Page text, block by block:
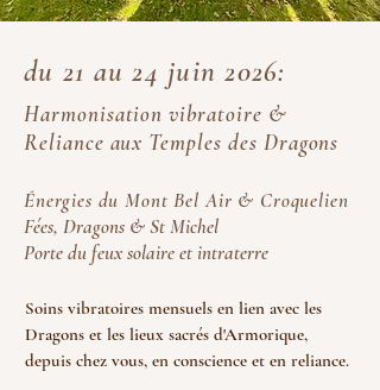
du 21 au 24 juin 2026:
Harmonisation vibratoire &
Reliance aux Temples des Dragons
Énergies du Mont Bel Air & Croquelien
Fées, Dragons & St Michel
Porte du feux solaire et intraterre
Soins vibratoires mensuels en lien avec les
Dragons et les lieux sacrés d'Armorique,
depuis chez vous, en conscience et en reliance.